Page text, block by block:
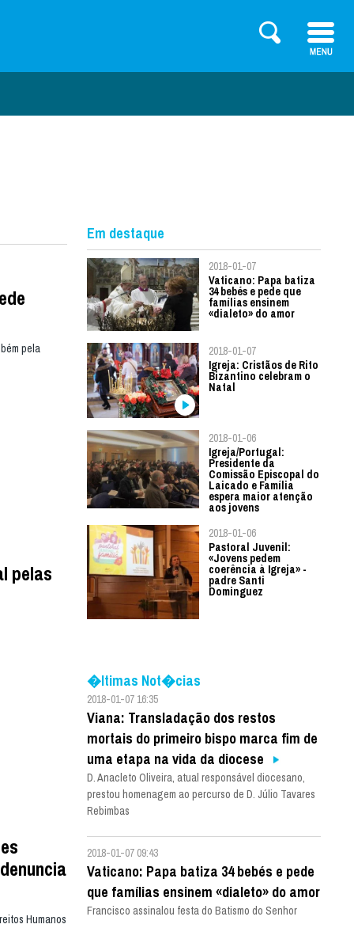
pela
pelas
Humanos
Em destaque
2018-01-07
Vaticano: Papa batiza
34 bebés e pede que
famílias ensinem
«dialeto» do amor
2018-01-07
Igreja: Cristãos de Rito
Bizantino celebram o
Natal
2018-01-06
Igreja/Portugal:
Presidente da
Comissão Episcopal do
Laicado e Família
espera maior atenção
aos jovens
2018-01-06
Pastoral Juvenil:
«Jovens pedem
coerência à Igreja» -
padre Santi
Dominguez
�ltimas Not�cias
2018-01-07 16:35
Viana: Transladação dos restos
mortais do primeiro bispo marca fim de
uma etapa na vida da diocese
D. Anacleto Oliveira, atual responsável diocesano,
prestou homenagem ao percurso de D. Júlio Tavares
Rebimbas
2018-01-07 09:43
Vaticano: Papa batiza 34 bebés e pede
que famílias ensinem «dialeto» do amor
Francisco assinalou festa do Batismo do Senhor